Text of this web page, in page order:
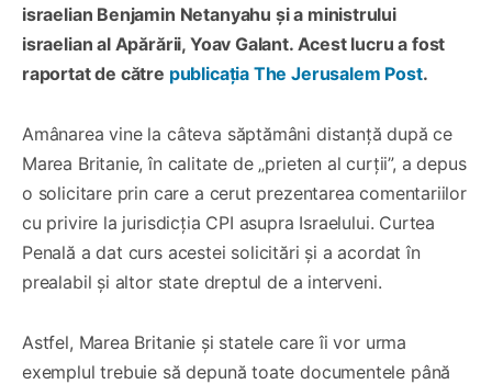
israelian Benjamin Netanyahu și a ministrului
israelian al Apărării, Yoav Galant. Acest lucru a fost
raportat de către publicația The Jerusalem Post.
Amânarea vine la câteva săptămâni distanță după ce
Marea Britanie, în calitate de „prieten al curții”, a depus
o solicitare prin care a cerut prezentarea comentariilor
cu privire la jurisdicția CPI asupra Israelului. Curtea
Penală a dat curs acestei solicitări și a acordat în
prealabil și altor state dreptul de a interveni.
Astfel, Marea Britanie și statele care îi vor urma
exemplul trebuie să depună toate documentele până